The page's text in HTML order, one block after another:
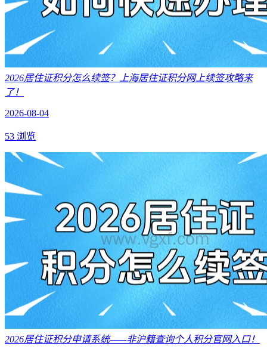
2026居住证积分怎么续签？上海居住证积分网上续签攻略来
了！
2026-08-04
53 浏览
2026居住证积分申请系统——非沪籍查询个人积分官网入口！